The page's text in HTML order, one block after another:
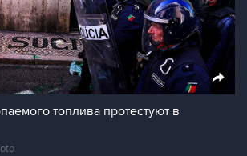
топлива протестуют в